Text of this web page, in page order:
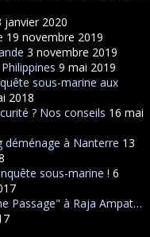
janvier 2020
19 novembre 2019
3 novembre 2019
9 mai 2019
sous-marine aux
2018
? Nos conseils 16 mai
déménage à Nanterre 13
sous-marine ! 6
Passage" à Raja Ampat…